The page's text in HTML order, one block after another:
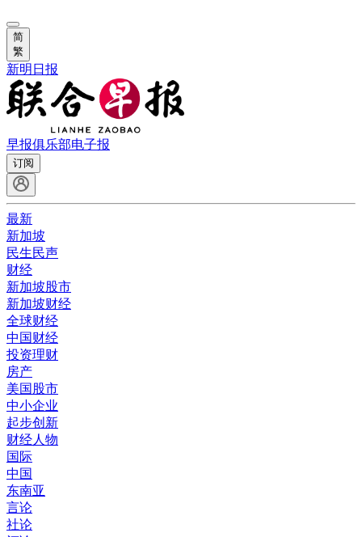
简
繁
新明日报
早报俱乐部电子报
订阅
最新
新加坡
民生民声
财经
新加坡股市
新加坡财经
全球财经
中国财经
投资理财
房产
美国股市
中小企业
起步创新
财经人物
国际
中国
东南亚
言论
社论